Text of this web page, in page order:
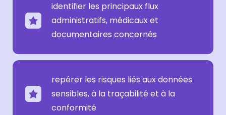
identifier les principaux flux
administratifs, médicaux et
documentaires concernés
repérer les risques liés aux données
sensibles, à la traçabilité et à la
conformité